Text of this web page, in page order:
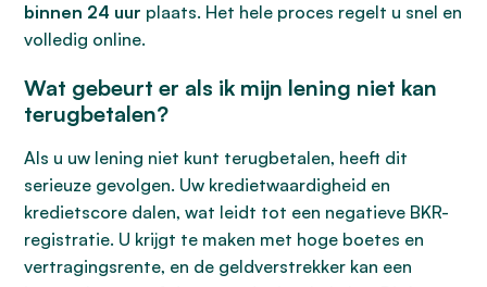
binnen 24 uur plaats. Het hele proces regelt u snel en
volledig online.
Wat gebeurt er als ik mijn lening niet kan
terugbetalen?
Als u uw lening niet kunt terugbetalen, heeft dit
serieuze gevolgen. Uw kredietwaardigheid en
kredietscore dalen, wat leidt tot een negatieve BKR-
registratie. U krijgt te maken met hoge boetes en
vertragingsrente, en de geldverstrekker kan een